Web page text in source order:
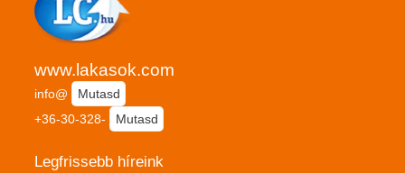
www.lakasok.com
info@
Mutasd
+36-30-328-
Mutasd
Legfrissebb híreink